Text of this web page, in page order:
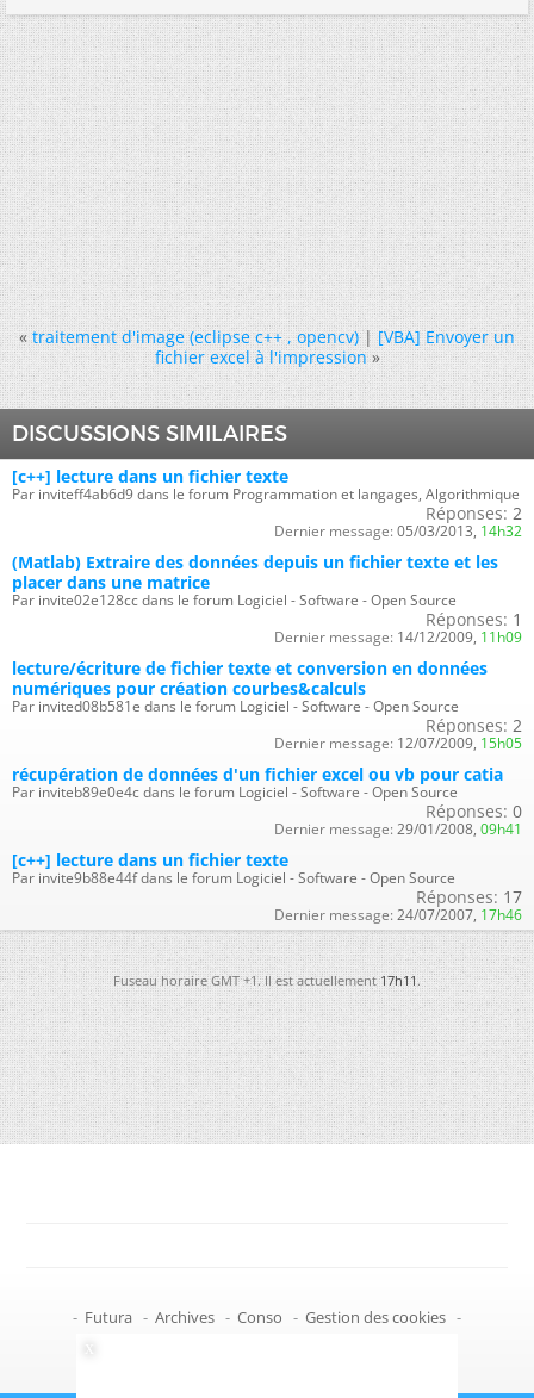
« traitement d'image (eclipse c++ , opencv)|[VBA] Envoyer un
fichier excel à l'impression »
DISCUSSIONS SIMILAIRES
[c++] lecture dans un fichier texte
Par inviteff4ab6d9 dans le forum Programmation et langages, Algorithmique
Réponses: 2
Dernier message: 05/03/2013, 14h32
(Matlab) Extraire des données depuis un fichier texte et les
placer dans une matrice
Par invite02e128cc dans le forum Logiciel - Software - Open Source
Réponses: 1
Dernier message: 14/12/2009, 11h09
lecture/écriture de fichier texte et conversion en données
numériques pour création courbes&calculs
Par invited08b581e dans le forum Logiciel - Software - Open Source
Réponses: 2
Dernier message: 12/07/2009, 15h05
récupération de données d'un fichier excel ou vb pour catia
Par inviteb89e0e4c dans le forum Logiciel - Software - Open Source
Réponses: 0
Dernier message: 29/01/2008, 09h41
[c++] lecture dans un fichier texte
Par invite9b88e44f dans le forum Logiciel - Software - Open Source
Réponses: 17
Dernier message: 24/07/2007, 17h46
Fuseau horaire GMT +1. Il est actuellement17h11.
- Futura - Archives - Conso - Gestion des cookies -